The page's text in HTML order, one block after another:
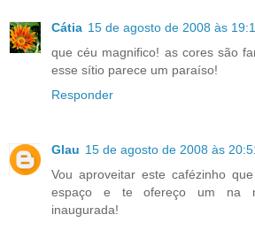
Cátia 15 de agosto de 2008 às
que céu magnifico! as cores são
esse sítio parece um paraíso!
Responder
Glau 15 de agosto de 2008 às
Vou aproveitar este cafézinho
espaço e te ofereço um na
inaugurada!